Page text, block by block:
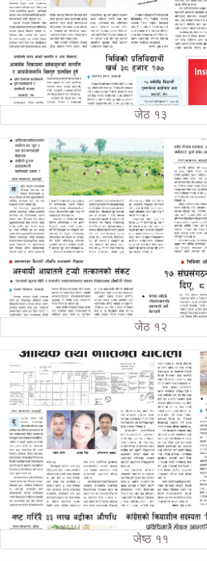
जेठ १३
जेठ १२
जेष्ठ ११